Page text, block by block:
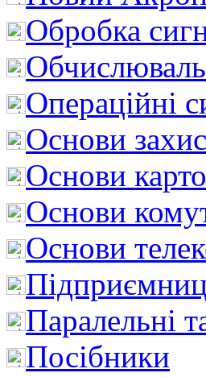
Обробка
Операційні
Основи
Основи
Основи
Основи
Паралельні
Посібники